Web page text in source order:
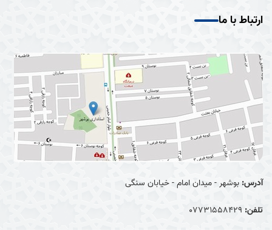
ارتباط با ما
آدرس: بوشهر - میدان امام - خیابان سنگی
تلفن: 07731558429